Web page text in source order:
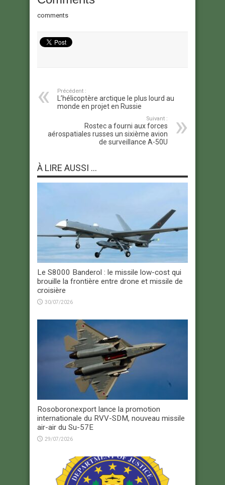
comments
Précédent :
L’hélicoptère arctique le plus lourd au
monde en projet en Russie
Suivant :
Rostec a fourni aux forces
aérospatiales russes un sixième avion
de surveillance A-50U
À LIRE AUSSI ...
Le S8000 Banderol : le missile low-cost qui
brouille la frontière entre drone et missile de
croisière
30/07/2026
Rosoboronexport lance la promotion
internationale du RVV-SDM, nouveau missile
air-air du Su-57E
29/07/2026